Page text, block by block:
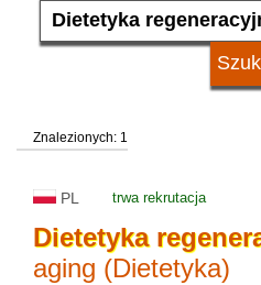
system studiów
Znalezionych: 1
PL trwa rekrutacja
Dietetyka
aging (Dietetyka)